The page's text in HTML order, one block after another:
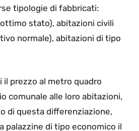
tipologie di fabbricati:
stato), abitazioni civili
normale), abitazioni di tipo
prezzo al metro quadro
comunale alle loro abitazioni,
di questa differenziazione,
palazzine di tipo economico il